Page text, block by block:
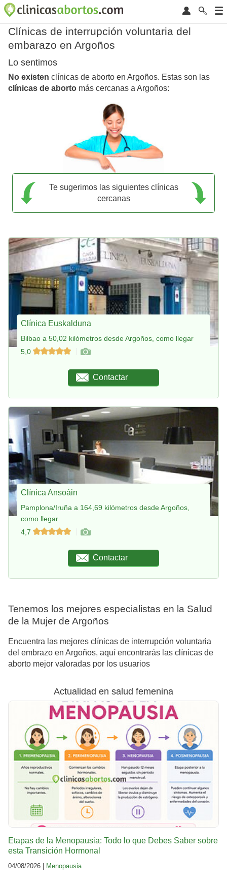
Clínicas de interrupción voluntaria del
embarazo en Argoños
Lo sentimos
No existen clínicas de aborto en Argoños. Estas son las
clínicas de aborto más cercanas a Argoños:
Te sugerimos las siguientes clínicas
cercanas
Clínica Euskalduna
Bilbao a 50,02 kilómetros desde Argoños, como llegar
5,0
Contactar
Clínica Ansoáin
Pamplona/Iruña a 164,69 kilómetros desde Argoños,
como llegar
4,7
Contactar
Tenemos los mejores especialistas en la Salud
de la Mujer de Argoños
Encuentra las mejores clínicas de interrupción voluntaria
del embrazo en Argoños, aquí encontrarás las clínicas de
aborto mejor valoradas por los usuarios
Actualidad en salud femenina
Etapas de la Menopausia: Todo lo que Debes Saber sobre
esta Transición Hormonal
04/08/2026 | Menopausia